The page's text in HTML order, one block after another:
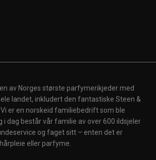
av Norges største parfymerikjeder med
landet, inkludert den fantastiske Steen &
er en norskeid familiebedrift som ble
i dag består vår familie av over 600 ildsjeler
og faget sitt – enten det er
eller parfyme.